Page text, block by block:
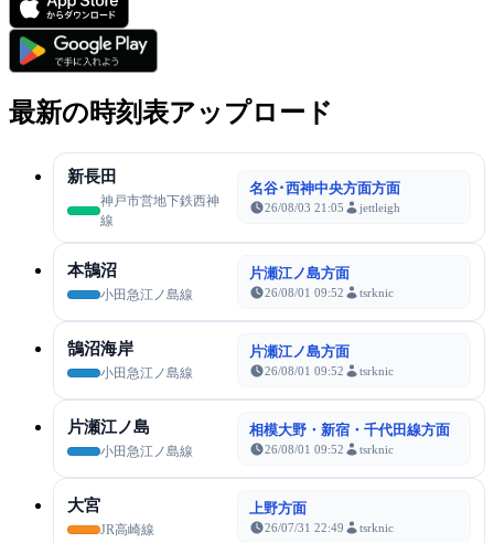
最新の時刻表アップロード
新長田
神戸市営地下鉄西神
線
名谷･西神中央方面方面
26/08/03 21:05 jettleigh
本鵠沼
小田急江ノ島線
片瀬江ノ島方面
26/08/01 09:52 tsrknic
鵠沼海岸
小田急江ノ島線
片瀬江ノ島方面
26/08/01 09:52 tsrknic
片瀬江ノ島
小田急江ノ島線
相模大野・新宿・千代田線方面
26/08/01 09:52 tsrknic
大宮
JR高崎線
上野方面
26/07/31 22:49 tsrknic